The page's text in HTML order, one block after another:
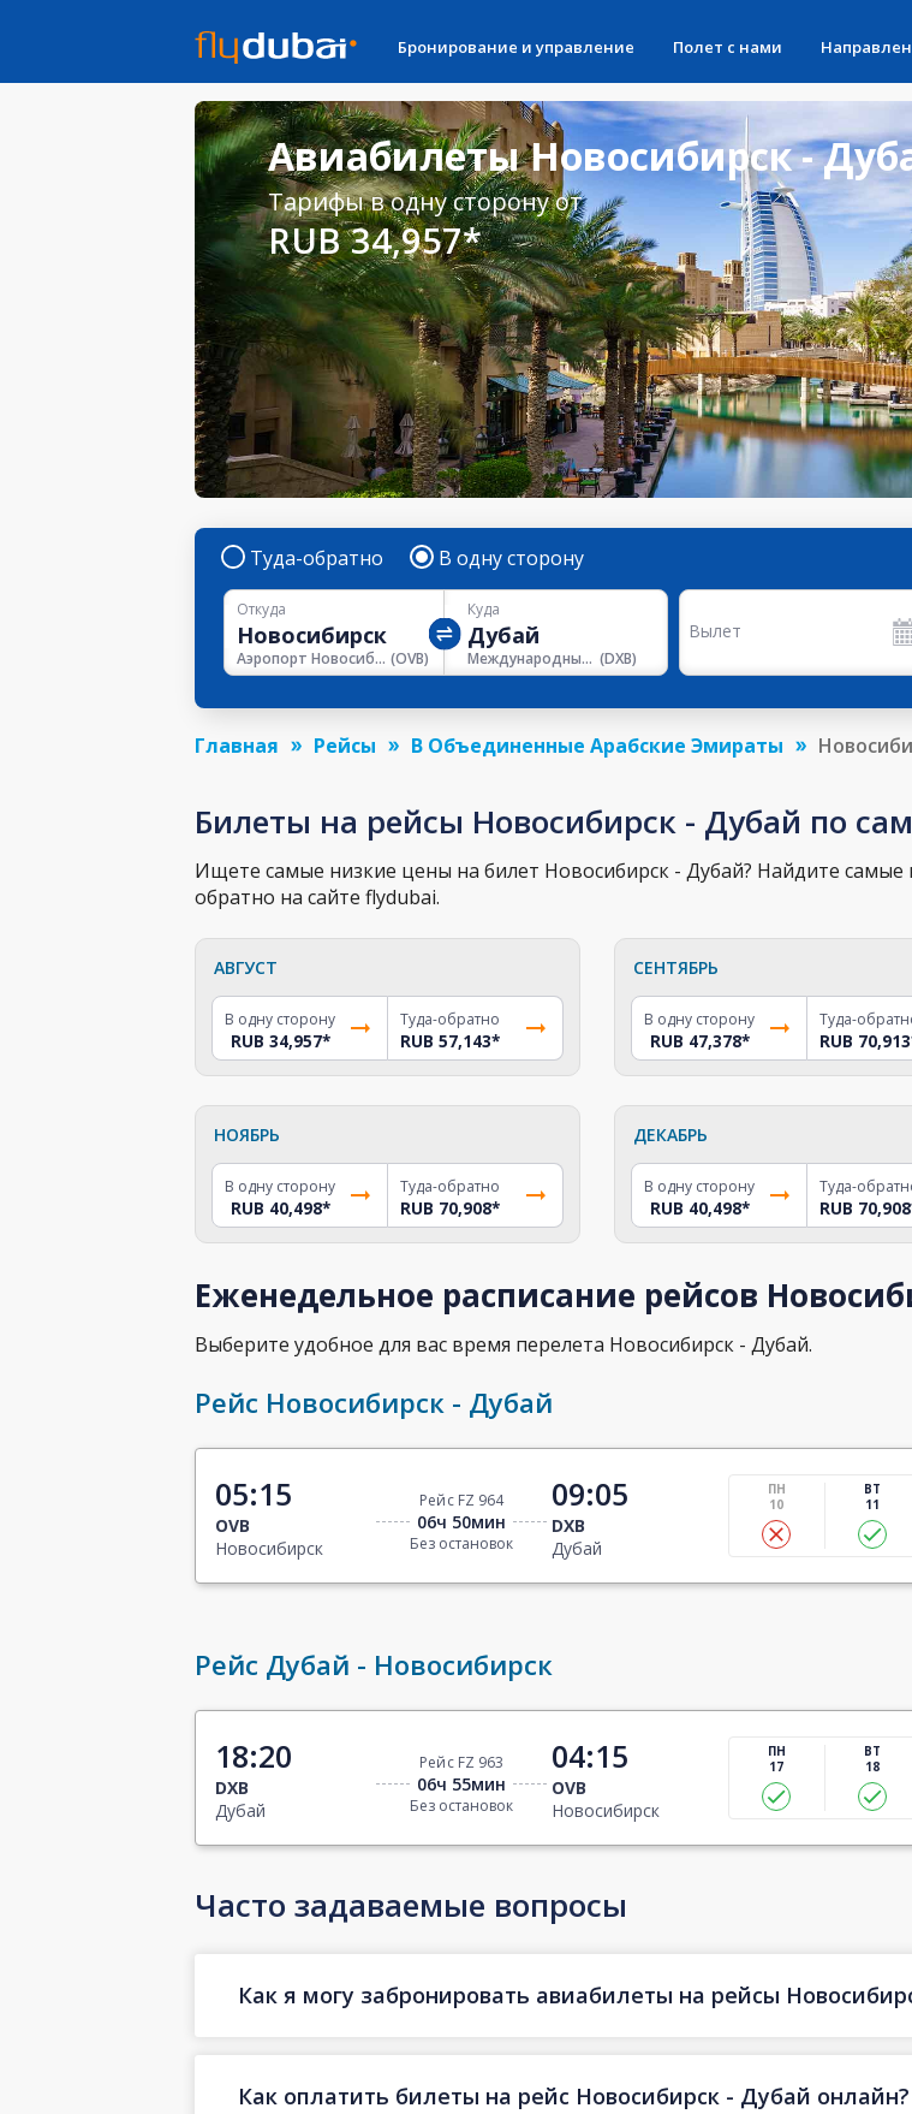
Бронирование и управление Полет с нами
Авиабилеты Новосибирск -
Тарифы в одну сторону от
RUB 34,957*
Туда-обратно В одну сторону
Откуда
Аэропорт Новосибирска (OVB)
Куда
Международный Аэропорт Дубая (DXB)
Вылет
Главная Рейсы В Объединенные Арабские Эмираты
Билеты на рейсы Новосибирск - Дубай по
Ищете самые низкие цены на билет Новосибирск - Дубай? Найдите
обратно на сайте flydubai.
АВГУСТ
В одну сторону
RUB 34,957*
Туда-обратно
RUB 57,143*
СЕНТЯБРЬ
В одну сторону
RUB 47,378*
Туда-
RUB 70,913
НОЯБРЬ
В одну сторону
RUB 40,498*
Туда-обратно
RUB 70,908*
ДЕКАБРЬ
В одну сторону
RUB 40,498*
Туда-
RUB 70,908
Еженедельное расписание рейсов
Выберите удобное для вас время перелета Новосибирск - Дубай.
Рейс Новосибирск - Дубай
05:15
OVB
Новосибирск
Рейс FZ 964
06ч 50мин
Без остановок
09:05
DXB
Дубай
ПН
10
ВТ
11
Рейс Дубай - Новосибирск
18:20
DXB
Дубай
Рейс FZ 963
06ч 55мин
Без остановок
04:15
OVB
Новосибирск
ПН
17
ВТ
18
Часто задаваемые вопросы
Как я могу забронировать авиабилеты на рейсы
Как оплатить билеты на рейс Новосибирск - Дубай онлайн?